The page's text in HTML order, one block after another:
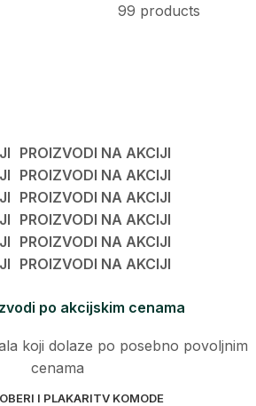
99 products
PROIZVODI NA AKCIJI
PROIZVODI NA AKCIJI
PROIZVODI NA AKCIJI
PROIZVODI NA AKCIJI
PROIZVODI NA AKCIJI
PROIZVODI NA AKCIJI
po akcijskim cenama
koji dolaze po posebno povoljnim
cenama
I PLAKARITV KOMODE